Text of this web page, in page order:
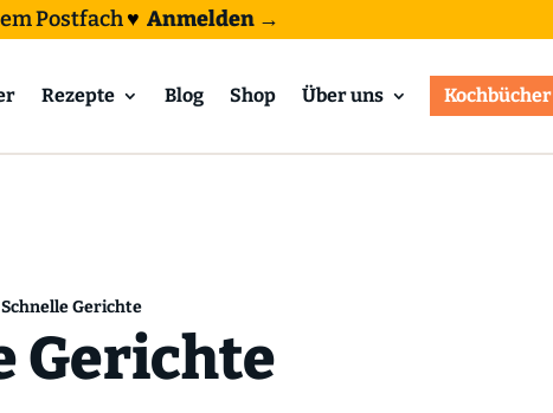
Postfach♥ Anmelden →
Rezepte Blog Shop Über uns Kochbücher
Schnelle Gerichte
Gerichte